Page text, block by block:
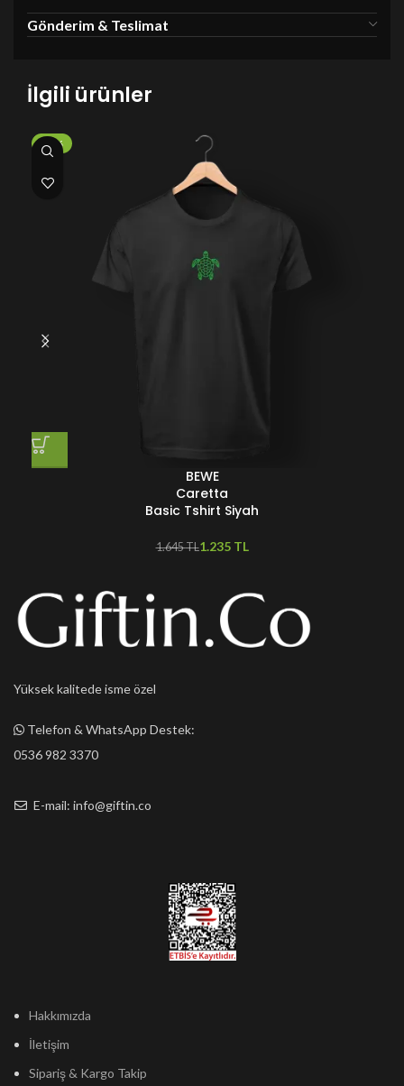
Gönderim & Teslimat
İlgili ürünler
-25%
BEWE
Caretta
Basic Tshirt Siyah
1.645TL1.235 TL
Yüksek kalitede isme özel
Telefon & WhatsApp Destek:
0536 982 3370
E-mail: info@giftin.co
Hakkımızda
İletişim
Sipariş & Kargo Takip